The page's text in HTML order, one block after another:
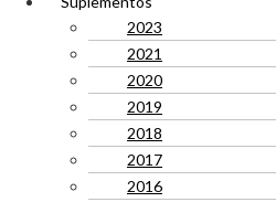
2023
2021
2020
2019
2018
2017
2016